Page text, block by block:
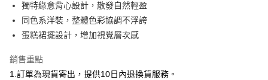
上海商業儲蓄銀行
台北富邦商業銀行
國泰世華商業銀行
兆豐國際商業銀行
臺灣中小企業銀行
聯邦商業銀行
元大商業銀行
永豐商業銀行
LINE Pay
Apple Pay
悠遊付
獨特綠意背心設計，散發自然輕盈
同色系洋裝，整體色彩協調不浮誇
蛋糕裙擺設計，增加視覺層次感
銷售重點
1.訂單為現貨寄出，提供10日內退換貨服務。